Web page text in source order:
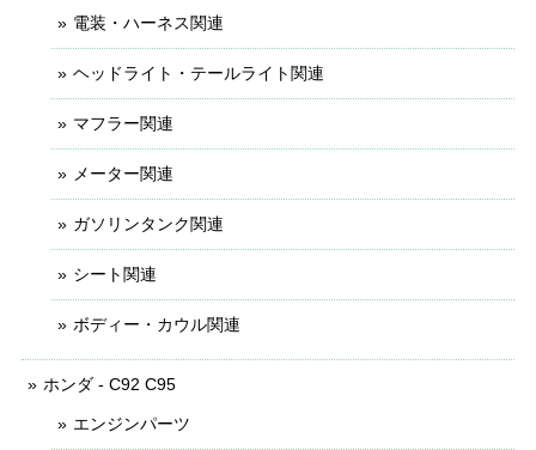
電装・ハーネス関連
ヘッドライト・テールライト関連
マフラー関連
メーター関連
ガソリンタンク関連
シート関連
ボディー・カウル関連
ホンダ - C92 C95
エンジンパーツ